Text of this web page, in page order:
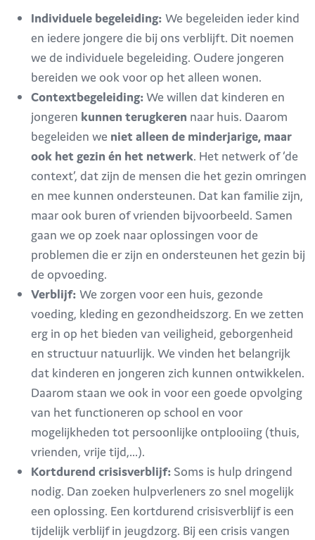
Individuele begeleiding: We begeleiden ieder kind
en iedere jongere die bij ons verblijft. Dit noemen
we de individuele begeleiding. Oudere jongeren
bereiden we ook voor op het alleen wonen.
Contextbegeleiding:We willen dat kinderen en
jongeren kunnen terugkeren naar huis. Daarom
begeleiden we niet alleen de minderjarige, maar
ook het gezin én het netwerk. Het netwerk of ‘de
context’, dat zijn de mensen die het gezin omringen
en mee kunnen ondersteunen. Dat kan familie zijn,
maar ook buren of vrienden bijvoorbeeld. Samen
gaan we op zoek naar oplossingen voor de
problemen die er zijn en ondersteunen het gezin bij
de opvoeding.
Verblijf: We zorgen voor een huis, gezonde
voeding, kleding en gezondheidszorg. En we zetten
erg in op het bieden van veiligheid, geborgenheid
en structuur natuurlijk. We vinden het belangrijk
dat kinderen en jongeren zich kunnen ontwikkelen.
Daarom staan we ook in voor een goede opvolging
van het functioneren op school en voor
mogelijkheden tot persoonlijke ontplooiing (thuis,
vrienden, vrije tijd,…).
Kortdurend crisisverblijf: Soms is hulp dringend
nodig. Dan zoeken hulpverleners zo snel mogelijk
een oplossing. Een kortdurend crisisverblijf is een
tijdelijk verblijf in jeugdzorg. Bij een crisis vangen